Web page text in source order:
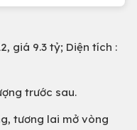
giá 9.3 tỷ; Diện tích :
trước sau.
tương lai mở vòng